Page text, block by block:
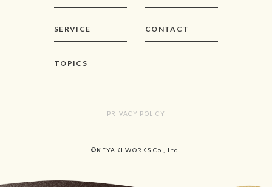
SERVICE
TOPICS
CONTACT
PRIVACY POLICY
©KEYAKI WORKS Co., Ltd.